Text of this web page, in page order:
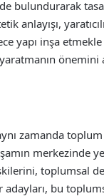
bulundurarak
anlayışı,
yapı inşa etmekle
önemini
zamanda
merkezinde
toplumsal
bu